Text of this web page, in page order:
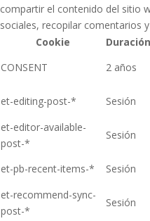
compartir el contenido del sitio
sociales, recopilar comentarios
Cookie
Duración
CONSENT
2 años
et-editing-post-*
Sesión
et-editor-available-
post-*
Sesión
et-pb-recent-items-*
Sesión
et-recommend-sync-
post-*
Sesión